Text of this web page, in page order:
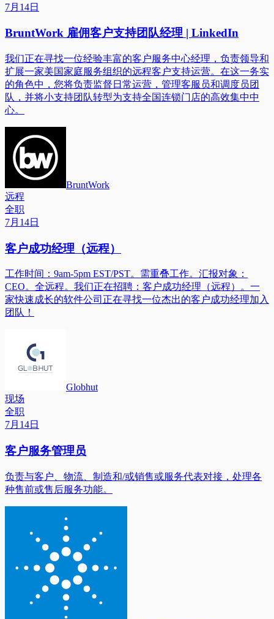
7月14日
BruntWork 雇佣客户支持团队经理 | LinkedIn
我们正在寻找一位经验丰富的客户服务中心经理，负责领导和
扩展一家美国家庭服务组织的远程客户支持运营。在这一务实
的角色中，您将负责监督日常运营，管理客服员和调度员团
队，并将小支持团队转型为支持全国连锁门店的高效集中中
心。
BruntWork
远程
全职
7月14日
客户成功经理（远程）
工作时间：9am-5pm EST/PST。需重叠工作。汇报对象：
CEO。全远程。我们正在招聘：客户成功经理（远程）。一
家快速成长的软件公司正在寻找一位杰出的客户成功经理加入
团队！
Globhut
现场
全职
7月14日
客户服务管理员
负责与客户、物流、制造和/或销售或服务代表对接，处理各
种售前或售后服务功能。